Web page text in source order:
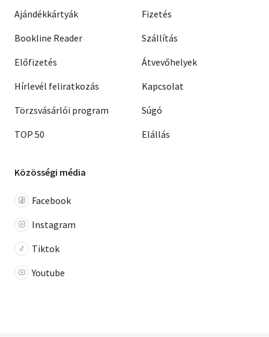
Ajándékkártyák
Bookline Reader
Előfizetés
Hírlevél feliratkozás
Törzsvásárlói program
TOP 50
Fizetés
Szállítás
Átvevőhelyek
Kapcsolat
Súgó
Elállás
Közösségi média
Facebook
Instagram
Tiktok
Youtube